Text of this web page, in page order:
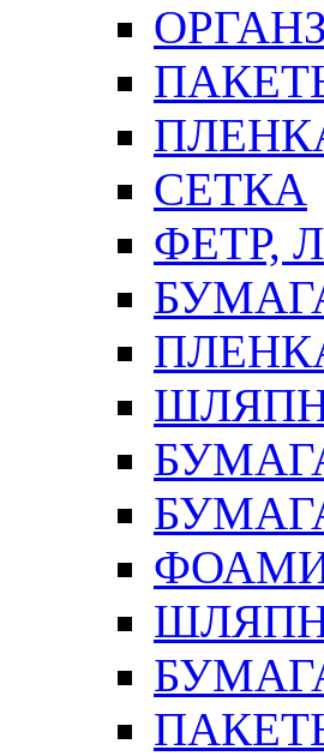
СЕТКА
ФЕТР,